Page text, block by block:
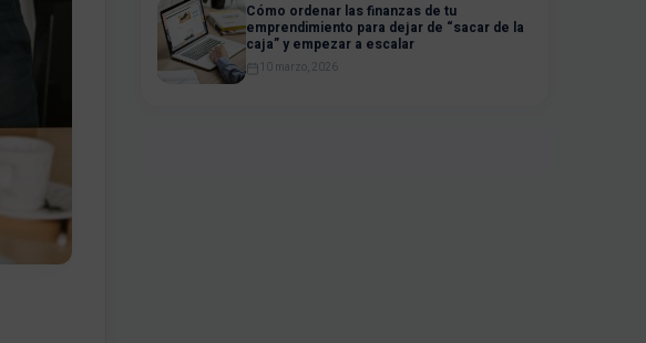
Cómo ordenar las finanzas de tu
emprendimiento para dejar de “sacar de la
caja” y empezar a escalar
10 marzo, 2026